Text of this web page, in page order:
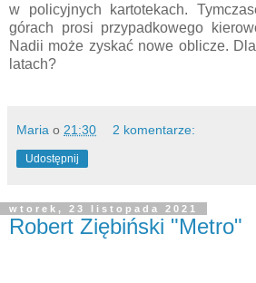
w policyjnych kartotekach.
górach prosi przypadkowego
Nadii może zyskać nowe oblicze.
latach?
Maria o 21:30 2 komentarze:
Udostępnij
wtorek, 23 listopada 2021
Robert Ziębiński "Metro"